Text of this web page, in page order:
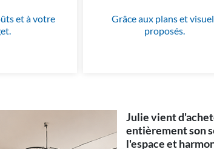
et à votre
Grâce aux plans et
proposés.
Julie vient
entièrement son
l'espace et